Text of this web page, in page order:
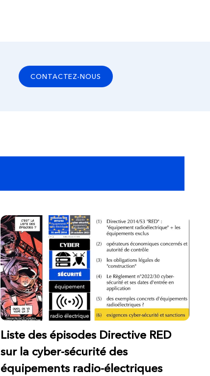
CONTACTEZ-NOUS
Liste des épisodes Directive RED
sur la cyber-sécurité des
équipements radio-électriques